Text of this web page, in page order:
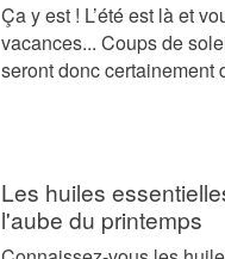
Ça y est ! L’été est là et
vacances... Coups de
seront donc certainement
Les huiles
l'aube du printemps